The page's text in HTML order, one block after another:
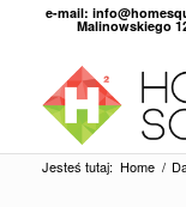
e-mail:
Malinowskiego
Jesteś tutaj: Home /